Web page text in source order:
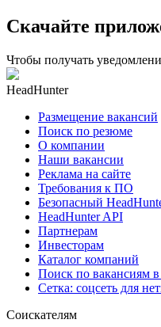
Скачайте
Чтобы получать
HeadHunter
Размещение вакансий
Поиск по резюме
О компании
Наши вакансии
Реклама на сайте
Требования к ПО
Безопасный
HeadHunter API
Партнерам
Инвесторам
Каталог компаний
Поиск по вакансиям
Сетка: соцсеть для
Соискателям